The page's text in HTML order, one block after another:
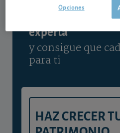
Gestiona tu
experta
y consigue que
para ti
HAZ CRECER
Opciones